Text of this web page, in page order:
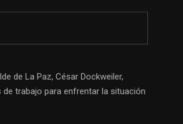
de La Paz, César Dockweiler,
trabajo para enfrentar la situación